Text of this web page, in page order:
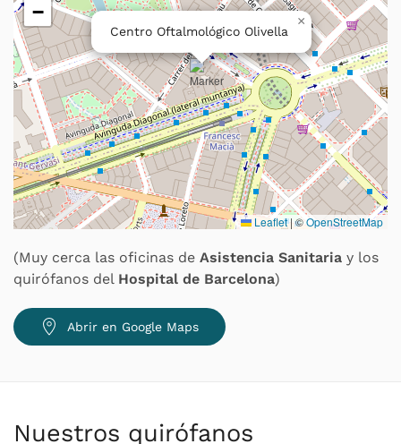
Centro Oftalmológico Olivella
×
−
Leaflet |©OpenStreetMap
(Muy cerca las oficinas de Asistencia Sanitaria y los
quirófanos del Hospital de Barcelona)
Abrir en Google Maps
Nuestros quirófanos